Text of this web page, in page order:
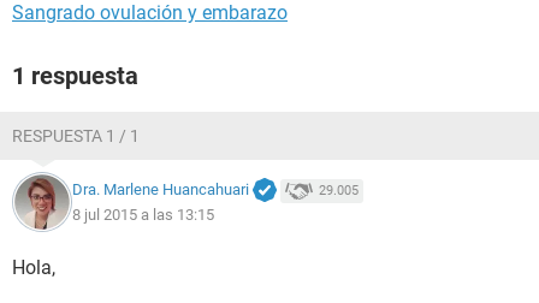
Sangrado ovulación y embarazo
1 respuesta
RESPUESTA 1 / 1
Dra. Marlene Huancahuari 29.005
8 jul 2015 a las 13:15
Hola,